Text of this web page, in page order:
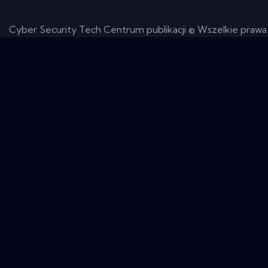
Cyber ​​Security Tech Centrum publikacji © Wszelkie